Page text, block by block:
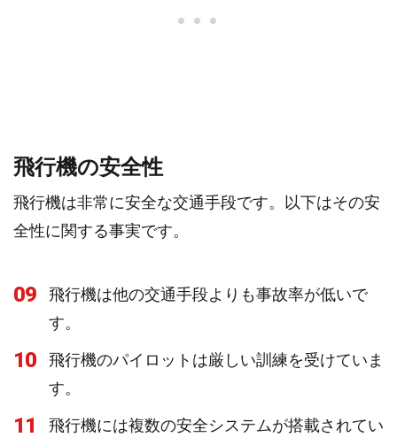
飛行機の安全性
飛行機は非常に安全な交通手段です。以下はその安
全性に関する事実です。
09
飛行機は他の交通手段よりも事故率が低いで
す。
10
飛行機のパイロットは厳しい訓練を受けていま
す。
11
飛行機には複数の安全システムが搭載されてい